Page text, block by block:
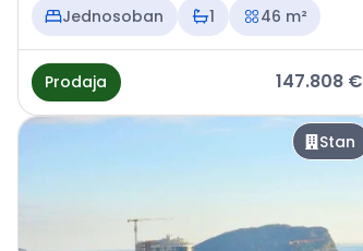
Jednosoban
1 46 m²
Prodaja 147.808 €
Stan